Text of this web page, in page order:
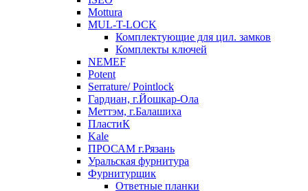
Mottura
MUL-T-LOCK
Комплектующие для цил. замков
Комплекты ключей
NEMEF
Potent
Serrature/ Pointlock
Гардиан, г.Йошкар-Ола
Меттэм, г.Балашиха
ПластиК
Kale
ПРОСАМ г.Рязань
Уральская фурнитура
Фурнитурщик
Ответные планки